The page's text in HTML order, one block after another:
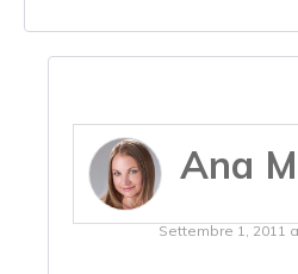
Ana
Settembre 1, 2011